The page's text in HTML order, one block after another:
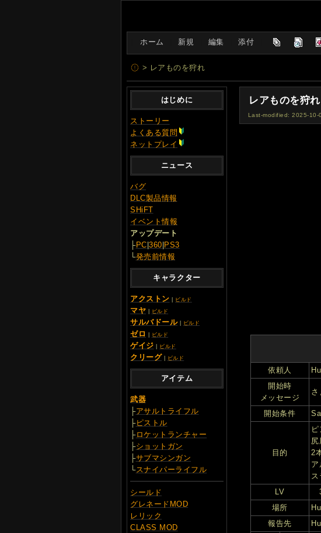
ホーム 新規 編集 添付
> レアものを狩れ
レアものを狩れ
Last-modified: 2025-10-
依頼人
開始時
メッセージ
さ
開始条件
目的
2
ア
ス
LV
場所
報告先
はじめに
ストーリー
よくある質問
ネットプレイ
ニュース
バグ
DLC製品情報
SHiFT
イベント情報
アップデート
├PC |360 PS3
└発売前情報
キャラクター
アクストン ビルド
マヤ ビルド
サルバドール| ビルド
ゼロ ビルド
ゲイジ ビルド
クリーグ ビルド
アイテム
武器
├アサルトライフル
├ピストル
├ロケットランチャー
├ショットガン
├サブマシンガン
└スナイパーライフル
シールド
グレネードMOD
レリック
CLASS MOD